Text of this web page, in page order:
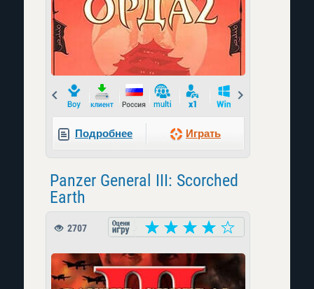
Prev
Подробнее Играть
Panzer General III: Scorched
Earth
2707